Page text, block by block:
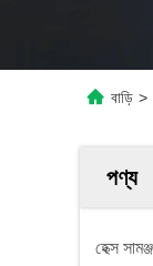
বাড়ি >
পণ্য
হেক্স